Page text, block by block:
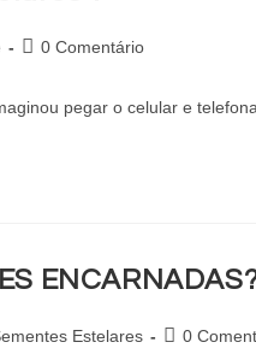
0 Comentário
pegar o celular e
Estelares 0